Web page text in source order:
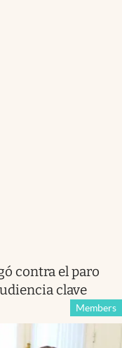
contra el paro
clave
Members